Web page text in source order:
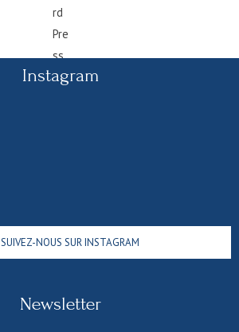
Instagram
SUIVEZ-NOUS SUR INSTAGRAM
Newsletter